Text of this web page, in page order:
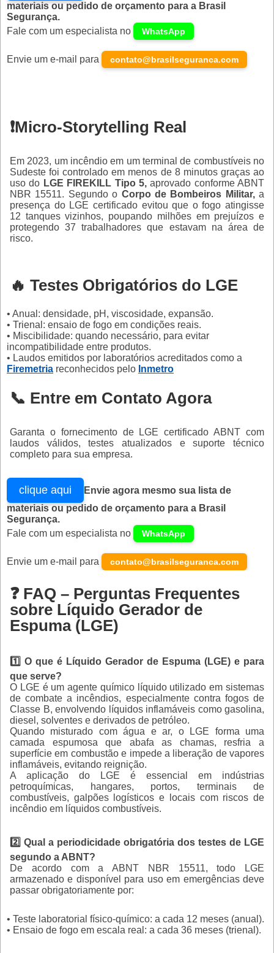
materiais ou pedido de orçamento para a Brasil
Segurança.
Fale com um especialista no
WhatsApp
Envie um e-mail para contato@brasilseguranca.com
❗Micro-Storytelling Real
Em 2023, um incêndio em um terminal de combustíveis no
Sudeste foi controlado em menos de 8 minutos graças ao
uso do LGE FIREKILL Tipo 5,aprovado conforme ABNT
NBR 15511. Segundo o Corpo de Bombeiros Militar, a
presença do LGE certificado evitou que o fogo atingisse
12 tanques vizinhos, poupando milhões em prejuízos e
protegendo 37 trabalhadores que estavam na área de
risco.
🔥 Testes Obrigatórios do LGE
• Anual: densidade, pH, viscosidade, expansão.
• Trienal: ensaio de fogo em condições reais.
• Miscibilidade: quando necessário, para evitar
incompatibilidade entre produtos.
• Laudos emitidos por laboratórios acreditados como a
Firemetria reconhecidos pelo Inmetro
📞 Entre em Contato Agora
Garanta o fornecimento de LGE certificado ABNT com
laudos válidos, testes atualizados e suporte técnico
completo para sua empresa.
clique aqui
Envie agora mesmo sua lista de
materiais ou pedido de orçamento para a Brasil
Segurança.
Fale com um especialista no
WhatsApp
Envie um e-mail para contato@brasilseguranca.com
❓ FAQ – Perguntas Frequentes
sobre Líquido Gerador de
Espuma (LGE)
1️⃣ O que é Líquido Gerador de Espuma (LGE) e para
que serve?
O LGE é um agente químico líquido utilizado em sistemas
de combate a incêndios, especialmente contra fogos de
Classe B, envolvendo líquidos inflamáveis como gasolina,
diesel, solventes e derivados de petróleo.
Quando misturado com água e ar, o LGE forma uma
camada espumosa que abafa as chamas, resfria a
superfície em combustão e impede a liberação de vapores
inflamáveis, evitando reignição.
A aplicação do LGE é essencial em indústrias
petroquímicas, hangares, portos, terminais de
combustíveis, galpões logísticos e locais com riscos de
incêndio em líquidos combustíveis.
2️⃣ Qual a periodicidade obrigatória dos testes de LGE
segundo a ABNT?
De acordo com a ABNT NBR 15511, todo LGE
armazenado e disponível para uso em emergências deve
passar obrigatoriamente por:
• Teste laboratorial físico-químico: a cada 12 meses (anual).
• Ensaio de fogo em escala real: a cada 36 meses (trienal).